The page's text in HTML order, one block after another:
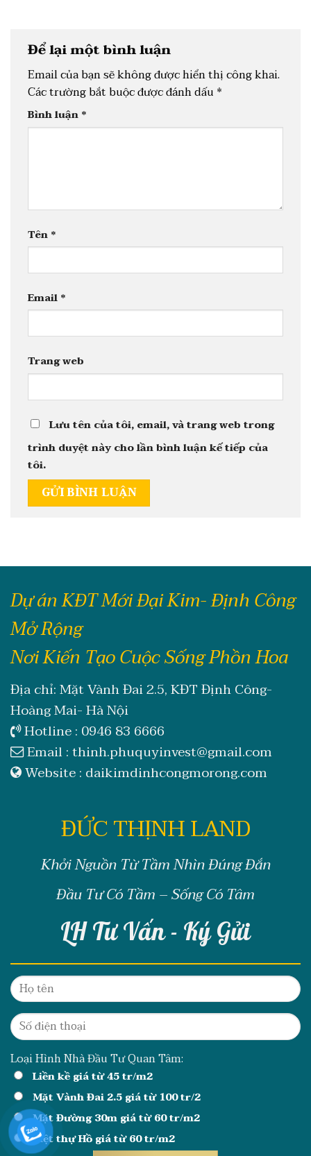
Để lại một bình luận
Email của bạn sẽ không được hiển thị công khai.
Các trường bắt buộc được đánh dấu *
Bình luận *
Tên *
Email *
Trang web
Lưu tên của tôi, email, và trang web trong
trình duyệt này cho lần bình luận kế tiếp của
tôi.
Dự án KĐT Mới Đại Kim- Định Công
Mở Rộng
Nơi Kiến Tạo Cuộc Sống Phồn Hoa
Địa chỉ: Mặt Vành Đai 2.5, KĐT Định Công-
Hoàng Mai- Hà Nội
Hotline : 0946 83 6666
Email :thinh.phuquyinvest@gmail.com
Website : daikimdinhcongmorong.com
ĐỨC THỊNH LAND
Khởi Nguồn Từ Tầm Nhìn Đúng Đắn
Đầu Tư Có Tầm – Sống Có Tâm
LH Tư Vấn - Ký Gửi
Loại Hình Nhà Đầu Tư Quan Tâm:
Liền kề giá từ 45 tr/m2
Mặt Vành Đai 2.5 giá từ 100 tr/2
Mặt Đường 30m giá từ 60 tr/m2
Biệt thự Hồ giá từ 60 tr/m2